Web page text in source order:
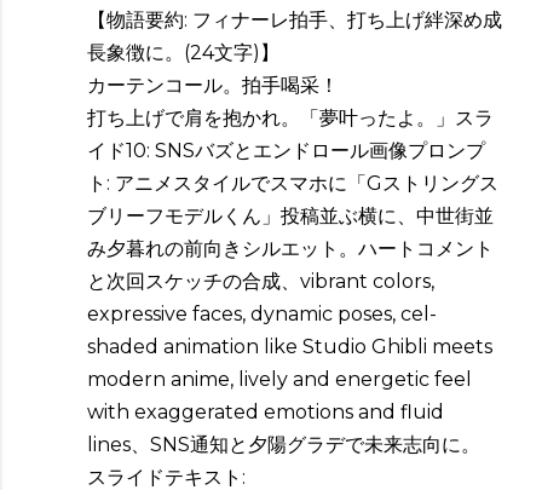
【物語要約: フィナーレ拍手、打ち上げ絆深め成
長象徴に。(24文字)】
カーテンコール。拍手喝采！
打ち上げで肩を抱かれ。「夢叶ったよ。」スラ
イド10: SNSバズとエンドロール画像プロンプ
ト: アニメスタイルでスマホに「Gストリングス
ブリーフモデルくん」投稿並ぶ横に、中世街並
み夕暮れの前向きシルエット。ハートコメント
と次回スケッチの合成、vibrant colors,
expressive faces, dynamic poses, cel-
shaded animation like Studio Ghibli meets
modern anime, lively and energetic feel
with exaggerated emotions and fluid
lines、SNS通知と夕陽グラデで未来志向に。
スライドテキスト: